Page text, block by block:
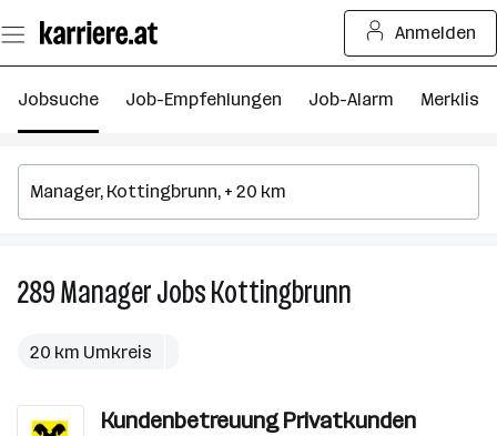
Seiteninhalt
springen
Anmelden
Jobsuche Job-Empfehlungen Job-Alarm Merkliste
289ManagerJobsKottingbrunn
20 km Umkreis
Kundenbetreuung Privatkunden